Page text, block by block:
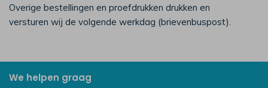
Overige bestellingen en proefdrukken drukken en
versturen wij de volgende werkdag (brievenbuspost).
We helpen graag